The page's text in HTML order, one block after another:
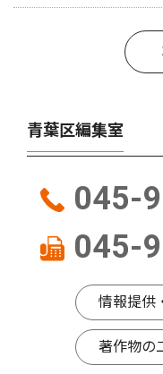
青葉区編集室
045-
045-
情報提供
著作物の